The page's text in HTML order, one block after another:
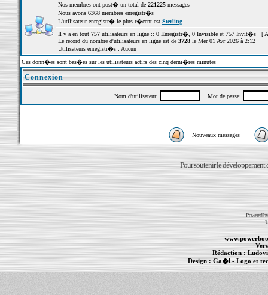
Nos membres ont post� un total de 221225messages
Nous avons 6368membres enregistr�s
L'utilisateur enregistr� le plus r�cent est Sterling
Il y a en tout 757utilisateurs en ligne :: 0 Enregistr�, 0 Invisible et 757 Invit�s [
Le record du nombre d'utilisateurs en ligne est de 3728le Mer 01 Avr 2026 à 2:12
Utilisateurs enregistr�s : Aucun
Ces donn�es sont bas�es sur les utilisateurs actifs des cinq derni�res minutes
Connexion
Nom d'utilisateur: Mot de passe:
Nouveaux messages
Pour soutenir le développement
Powered
Rédaction :
Design : Ga�l- Logo et
PowerBook- MacBook Pro